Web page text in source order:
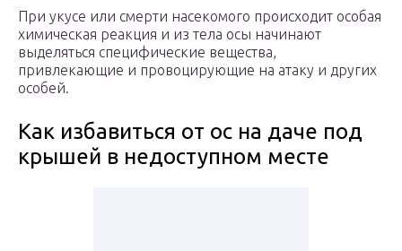
При укусе или смерти насекомого происходит особая
химическая реакция и из тела осы начинают
выделяться специфические вещества,
привлекающие и провоцирующие на атаку и других
особей.
Как избавиться от ос на даче под
крышей в недоступном месте